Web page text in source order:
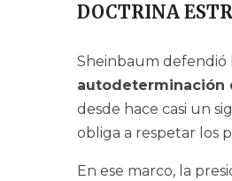
DOCTRINA
Sheinbaum defendió
autodeterminación
desde hace casi un
obliga a respetar los
En ese marco, la